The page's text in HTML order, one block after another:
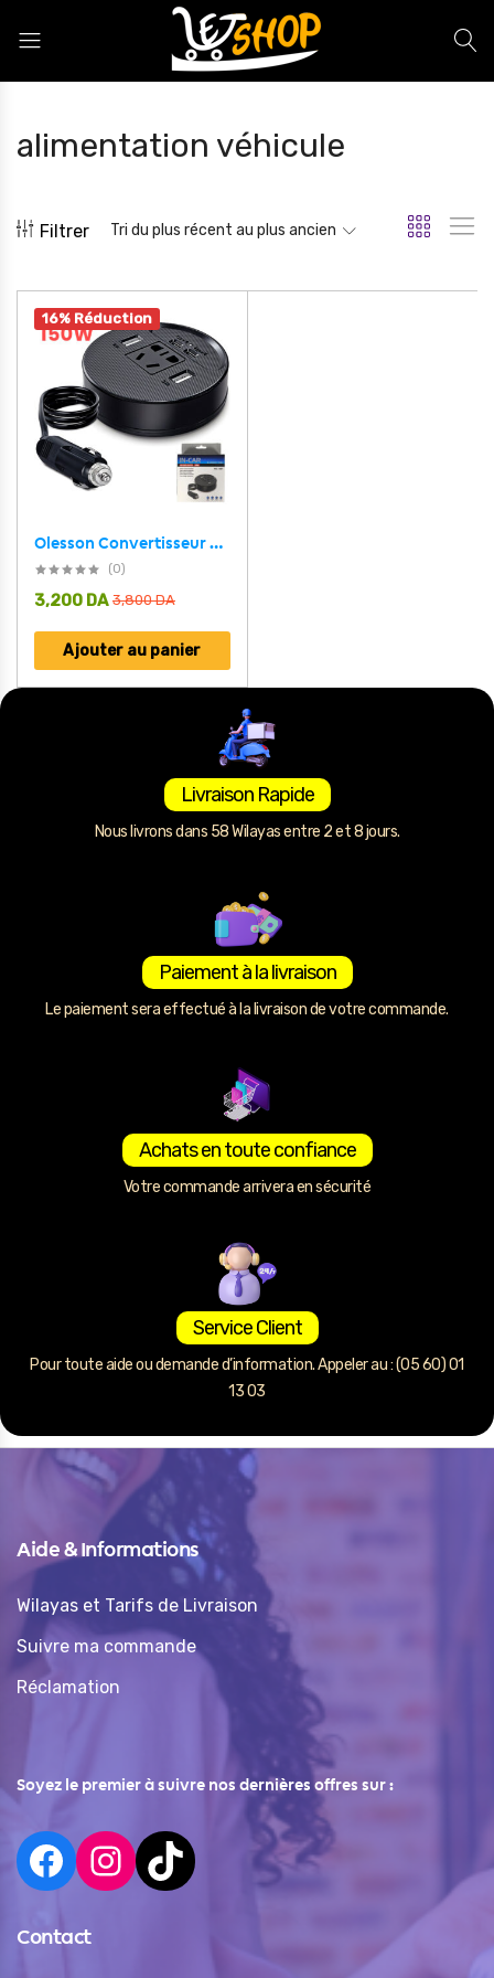
alimentation véhicule
Filtrer Tri du plus récent au plus ancien
16% Réduction
Olesson Convertisseur de courant pour voiture 150W – جهاز شحن في السيارة
(0)
3,800DA
3,200 DA
Ajouter au panier
Livraison Rapide
Nous livrons dans 58 Wilayas entre 2 et 8 jours.
Paiement à la livraison
Le paiement sera effectué à la livraison de votre commande.
Achats en toute confiance
Votre commande arrivera en sécurité
Service Client
Pour toute aide ou demande d’information. Appeler au : (05 60) 01
13 03
Aide & Informations
Wilayas et Tarifs de Livraison
Suivre ma commande
Réclamation
Soyez le premier à suivre nos dernières offres sur :
Contact